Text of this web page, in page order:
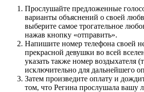
Прослушайте предложенные
варианты объяснений о своей
выберите самое трогательное
нажав кнопку «отправить».
Напишите номер телефона своей
прекрасной девушки во всей
указать также номер воздыхателя
исключительно для дальнейшего
Затем произведите оплату и
том, что Регина прослушала вашу